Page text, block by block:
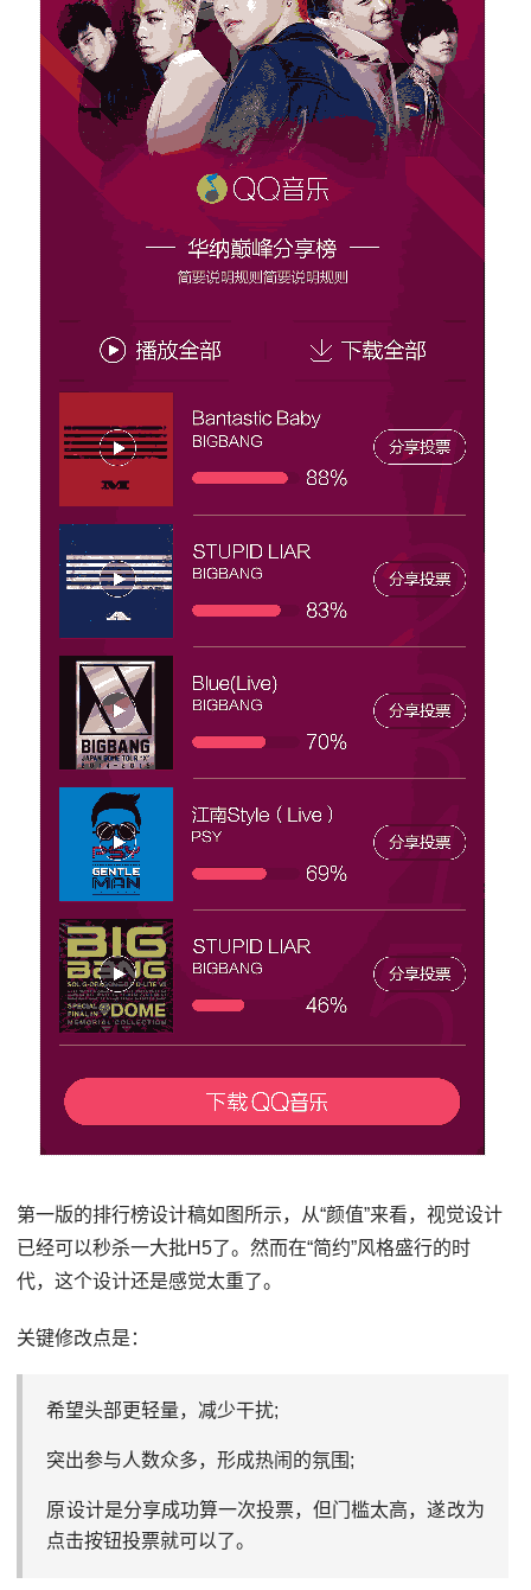
第一版的排行榜设计稿如图所示，从“颜值”来看，视觉设计
已经可以秒杀一大批H5了。然而在“简约”风格盛行的时
代，这个设计还是感觉太重了。
关键修改点是：
希望头部更轻量，减少干扰;
突出参与人数众多，形成热闹的氛围;
原设计是分享成功算一次投票，但门槛太高，遂改为
点击按钮投票就可以了。